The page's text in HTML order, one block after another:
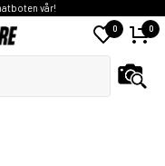
vår!
0 0